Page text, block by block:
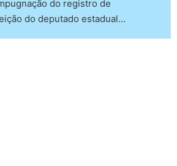
do registro de
do deputado estadual…